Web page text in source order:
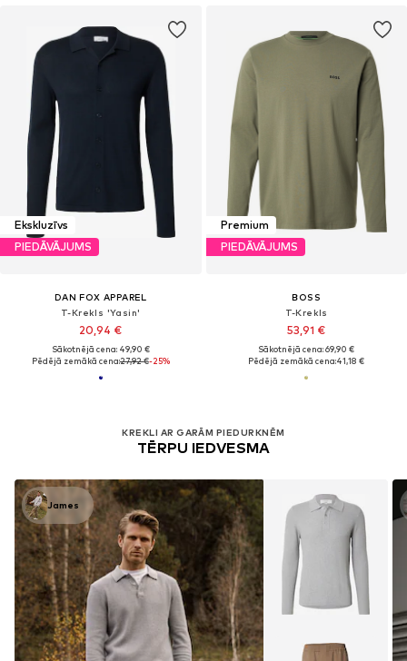
Ekskluzīvs
PIEDĀVĀJUMS
DAN FOX APPAREL
T-Krekls 'Yasin'
20,94 €
Sākotnējā cena: 49,90 €
Pēdējā zemākā cena:27,92 €-25%
Premium
PIEDĀVĀJUMS
BOSS
T-Krekls
53,91 €
Sākotnējā cena: 69,90 €
Pēdējā zemākā cena:41,18 €
KREKLI AR GARĀM PIEDURKNĒM
TĒRPU IEDVESMA
James